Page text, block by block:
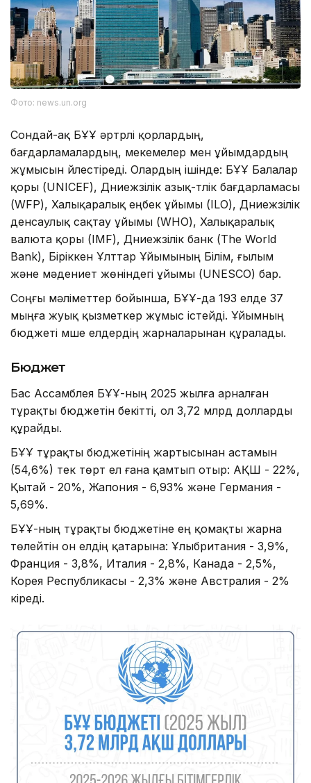
Фото: news.un.org
Сондай-ақ БҰҰ әртүрлі қорлардың,
бағдарламалардың, мекемелер мен ұйымдардың
жұмысын үйлестіреді. Олардың ішінде: БҰҰ Балалар
қоры (UNICEF), Дүниежүзілік азық-түлік бағдарламасы
(WFP), Халықаралық еңбек ұйымы (ILO), Дүниежүзілік
денсаулық сақтау ұйымы (WHO), Халықаралық
валюта қоры (IMF), Дүниежүзілік банк (The World
Bank), Біріккен Ұлттар Ұйымының Білім, ғылым
және мәдениет жөніндегі ұйымы (UNESCO) бар.
Соңғы мәліметтер бойынша, БҰҰ-да 193 елде 37
мыңға жуық қызметкер жұмыс істейді. Ұйымның
бюджеті мүше елдердің жарналарынан құралады.
Бюджет
Бас Ассамблея БҰҰ-ның 2025 жылға арналған
тұрақты бюджетін бекітті, ол 3,72 млрд долларды
құрайды.
БҰҰ тұрақты бюджетінің жартысынан астамын
(54,6%) тек төрт ел ғана қамтып отыр: АҚШ - 22%,
Қытай - 20%, Жапония - 6,93% және Германия -
5,69%.
БҰҰ-ның тұрақты бюджетіне ең қомақты жарна
төлейтін он елдің қатарына: Ұлыбритания - 3,9%,
Франция - 3,8%, Италия - 2,8%, Канада - 2,5%,
Корея Республикасы - 2,3% және Австралия - 2%
кіреді.